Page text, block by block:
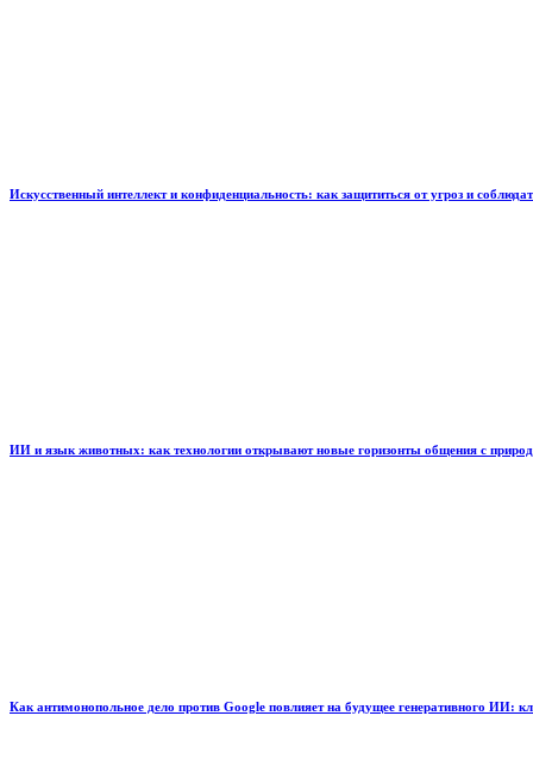
Искусственный интеллект и конфиденциальность: как защититься от угроз и
ИИ и язык животных: как технологии открывают новые горизонты общения с
Как антимонопольное дело против Google повлияет на будущее генеративного ИИ: